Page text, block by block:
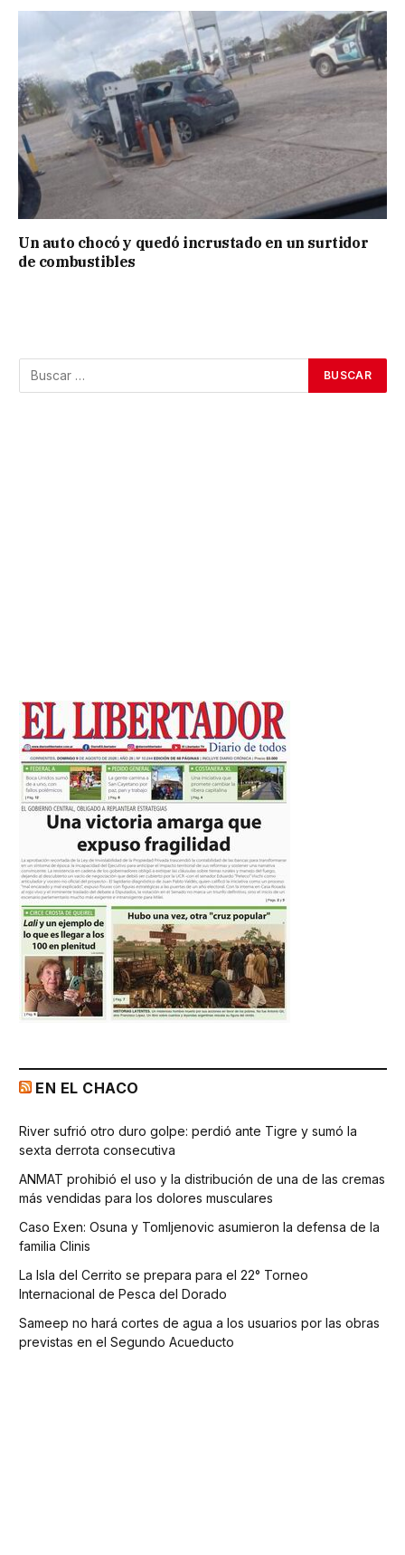
Un auto chocó y quedó incrustado en un surtidor
de combustibles
EN EL CHACO
River sufrió otro duro golpe: perdió ante Tigre y sumó la
sexta derrota consecutiva
ANMAT prohibió el uso y la distribución de una de las cremas
más vendidas para los dolores musculares
Caso Exen: Osuna y Tomljenovic asumieron la defensa de la
familia Clinis
La Isla del Cerrito se prepara para el 22° Torneo
Internacional de Pesca del Dorado
Sameep no hará cortes de agua a los usuarios por las obras
previstas en el Segundo Acueducto